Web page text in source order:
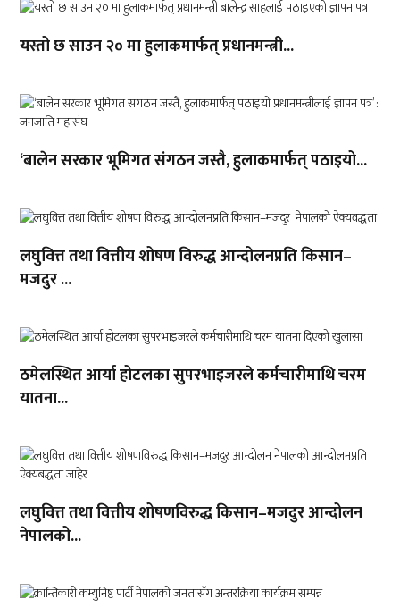
यस्तो छ साउन २० मा हुलाकमार्फत् प्रधानमन्त्री...
‘बालेन सरकार भूमिगत संगठन जस्तै, हुलाकमार्फत् पठाइयो...
लघुवित्त तथा वित्तीय शोषण विरुद्ध आन्दोलनप्रति किसान–
मजदुर ...
ठमेलस्थित आर्या होटलका सुपरभाइजरले कर्मचारीमाथि चरम
यातना...
लघुवित्त तथा वित्तीय शोषणविरुद्ध किसान–मजदुर आन्दोलन
नेपालको...